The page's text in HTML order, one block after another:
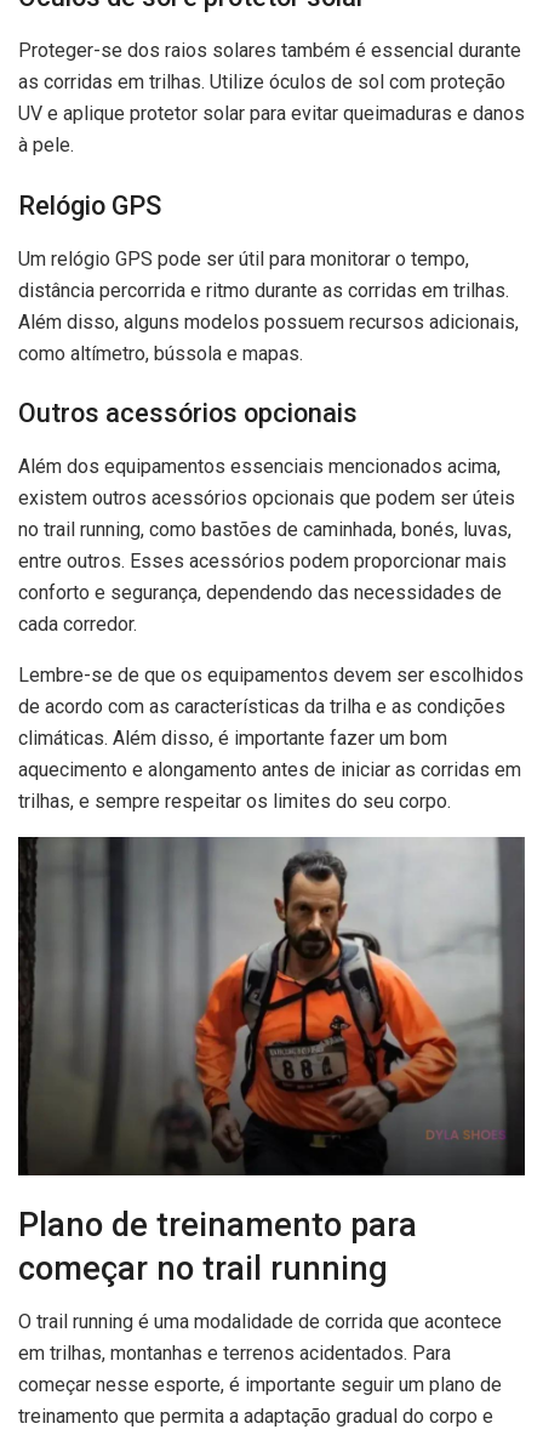
Proteger-se dos raios solares também é essencial durante
as corridas em trilhas. Utilize óculos de sol com proteção
UV e aplique protetor solar para evitar queimaduras e danos
à pele.
Relógio GPS
Um relógio GPS pode ser útil para monitorar o tempo,
distância percorrida e ritmo durante as corridas em trilhas.
Além disso, alguns modelos possuem recursos adicionais,
como altímetro, bússola e mapas.
Outros acessórios opcionais
Além dos equipamentos essenciais mencionados acima,
existem outros acessórios opcionais que podem ser úteis
no trail running, como bastões de caminhada, bonés, luvas,
entre outros. Esses acessórios podem proporcionar mais
conforto e segurança, dependendo das necessidades de
cada corredor.
Lembre-se de que os equipamentos devem ser escolhidos
de acordo com as características da trilha e as condições
climáticas. Além disso, é importante fazer um bom
aquecimento e alongamento antes de iniciar as corridas em
trilhas, e sempre respeitar os limites do seu corpo.
Plano de treinamento para
começar no trail running
O trail running é uma modalidade de corrida que acontece
em trilhas, montanhas e terrenos acidentados. Para
começar nesse esporte, é importante seguir um plano de
treinamento que permita a adaptação gradual do corpo e